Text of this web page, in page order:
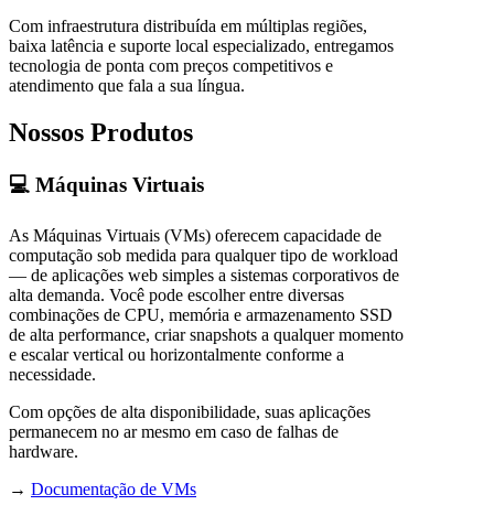
Com infraestrutura distribuída em múltiplas regiões,
baixa latência e suporte local especializado, entregamos
tecnologia de ponta com preços competitivos e
atendimento que fala a sua língua.
Nossos Produtos
💻 Máquinas Virtuais
As Máquinas Virtuais (VMs) oferecem capacidade de
computação sob medida para qualquer tipo de workload
— de aplicações web simples a sistemas corporativos de
alta demanda. Você pode escolher entre diversas
combinações de CPU, memória e armazenamento SSD
de alta performance, criar snapshots a qualquer momento
e escalar vertical ou horizontalmente conforme a
necessidade.
Com opções de alta disponibilidade, suas aplicações
permanecem no ar mesmo em caso de falhas de
hardware.
→ Documentação de VMs